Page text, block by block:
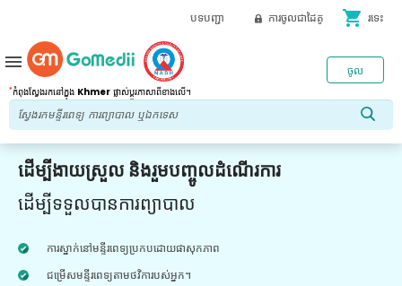
បទបញ្ជា ការចូលជាដៃគូ shopping_cart រទេះ
*កំពុងស្វែងរកនៅក្នុង Khmer ផ្លាស់ប្តូរភាសាពីខាងលើ។
ចូល
menu
ដើម្បីងាយស្រួល និងរួមបញ្ចូលដំណើរការ
ដើម្បីទទួលបានការព្យាបាល
ការស្នាក់នៅមន្ទីរពេទ្យប្រកបដោយផាសុកភាព
ជម្រើសមន្ទីរពេទ្យតាមថវិការបស់អ្នក។